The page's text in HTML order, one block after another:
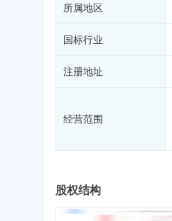
所属地区
国标行业
注册地址
经营范围
股权结构